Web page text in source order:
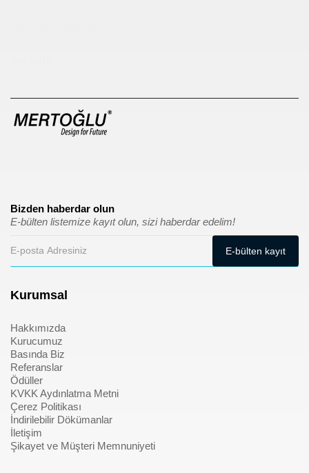
Bizden haberdar olun
E-bülten listemize kayıt olun, sizi haberdar edelim!
Kurumsal
Hakkımızda
Kurucumuz
Basında Biz
Referanslar
Ödüller
KVKK Aydınlatma Metni
Çerez Politikası
İndirilebilir Dökümanlar
İletişim
Şikayet ve Müşteri Memnuniyeti